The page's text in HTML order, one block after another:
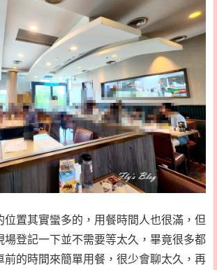
置其實蠻多的，用餐時間人也很滿，但
場登記一下並不需要等太久，畢竟很多都
前的時間來簡單用餐，很少會聊太久，再